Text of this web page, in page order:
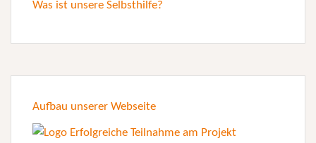
Was ist unsere Selbsthilfe?
Aufbau unserer Webseite